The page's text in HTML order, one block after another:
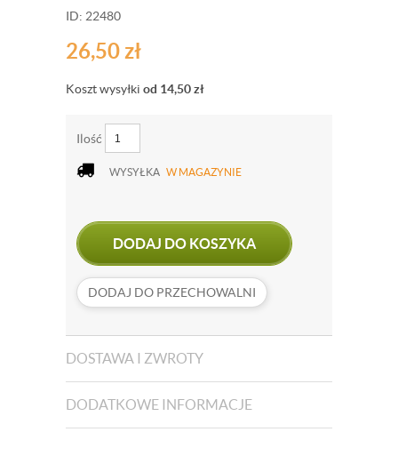
ID: 22480
26,50zł
Koszt wysyłki od 14,50zł
Ilość
WYSYŁKA W MAGAZYNIE
DODAJ DO KOSZYKA
DODAJ DO PRZECHOWALNI
DOSTAWA I ZWROTY
DODATKOWE INFORMACJE